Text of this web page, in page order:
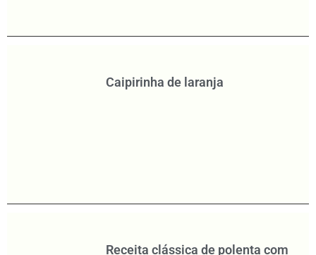
Caipirinha de laranja
Receita clássica de polenta com